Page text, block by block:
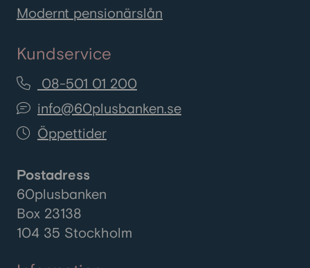
igenom de vanligaste bidragen i
dem.
Modernt pensionärslån
Kundservice
08-501 01 200
info@60plusbanken.se
Öppettider
Postadress
60plusbanken
Box 23138
104 35 Stockholm